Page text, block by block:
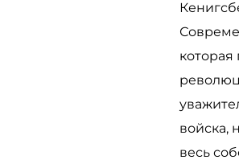
которая
войска,
весь